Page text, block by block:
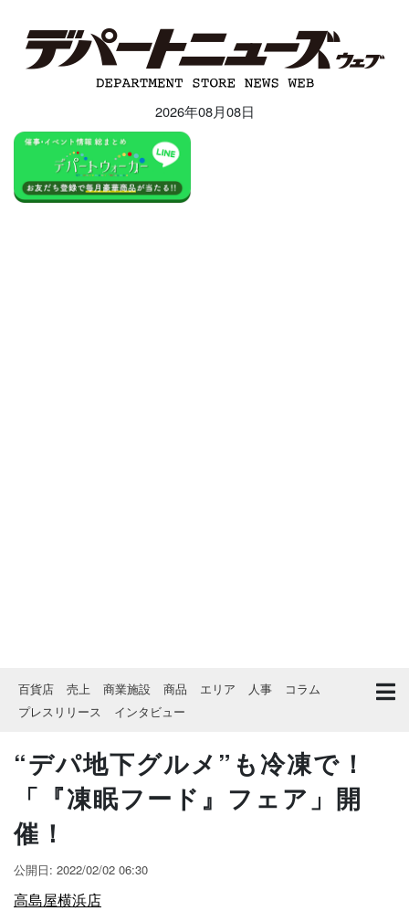
2026年08月08日
百貨店 売上 商業施設 商品 エリア 人事
コラム
プレスリリース
インタビュー
“デパ地下グルメ”も冷凍で！
「『凍眠フード』フェア」開
催！
公開日: 2022/02/02 06:30
高島屋横浜店